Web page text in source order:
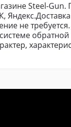
Steel-
не